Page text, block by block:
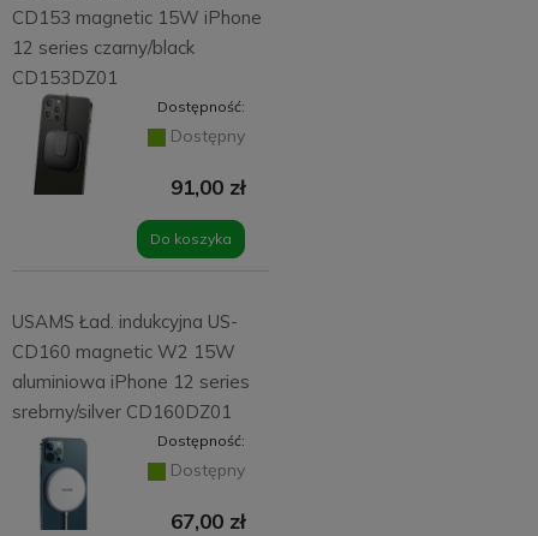
CD153 magnetic 15W iPhone
12 series czarny/black
CD153DZ01
Dostępność:
Dostępny
91,00 zł
Do koszyka
USAMS Ład. indukcyjna US-
CD160 magnetic W2 15W
aluminiowa iPhone 12 series
srebrny/silver CD160DZ01
Dostępność:
Dostępny
67,00 zł